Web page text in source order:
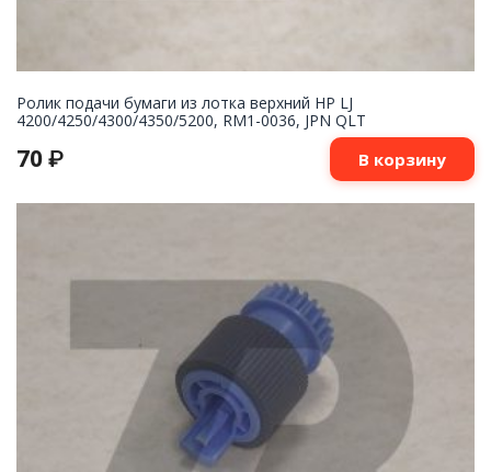
Ролик подачи бумаги из лотка верхний HP LJ
4200/4250/4300/4350/5200, RM1-0036, JPN QLT
70 ₽ В корзину